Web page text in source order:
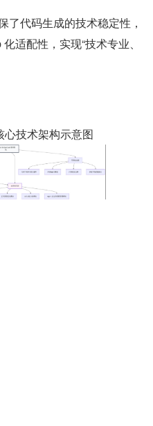
了代码生成的技术稳定性，
适配性，实现“技术专业、
技术架构示意图